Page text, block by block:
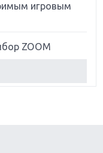
игровым
ZOOM